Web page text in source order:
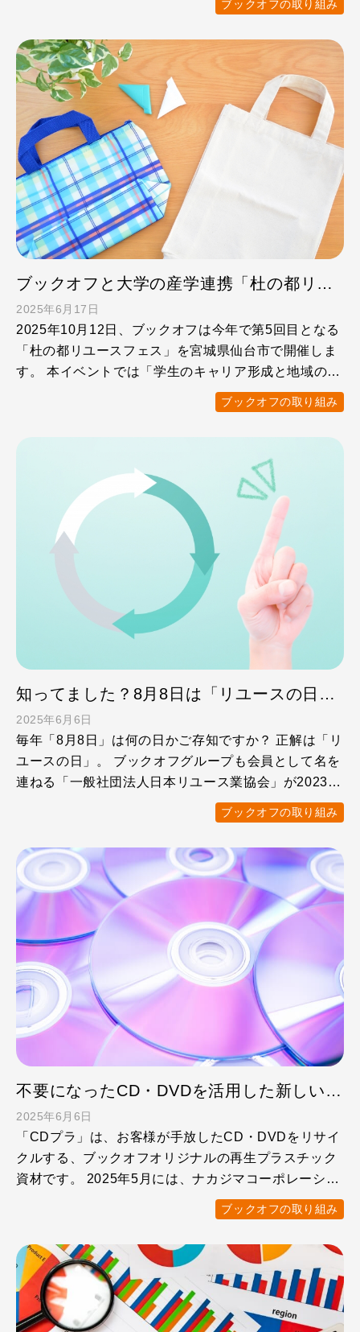
ブックオフの取り組み
ブックオフと大学の産学連携「杜の都リユースフェス」ってどんなイベント？
2025年6月17日
2025年10月12日、ブックオフは今年で第5回目となる
「杜の都リユースフェス」を宮城県仙台市で開催しま
す。 本イベントでは「学生のキャリア形成と地域の繋
ブックオフの取り組み
知ってました？8月8日は「リユースの日」です！
2025年6月6日
毎年「8月8日」は何の日かご存知ですか？ 正解は「リ
ユースの日」。 ブックオフグループも会員として名を
連ねる「一般社団法人日本リユース業協会」が2023年
ブックオフの取り組み
不要になったCD・DVDを活用した新しいものづくり「CDプラ」のオリジナル商品をチェック！
2025年6月6日
「CDプラ」は、お客様が手放したCD・DVDをリサイ
クルする、ブックオフオリジナルの再生プラスチック
資材です。 2025年5月には、ナカジマコーポレーショ
ブックオフの取り組み